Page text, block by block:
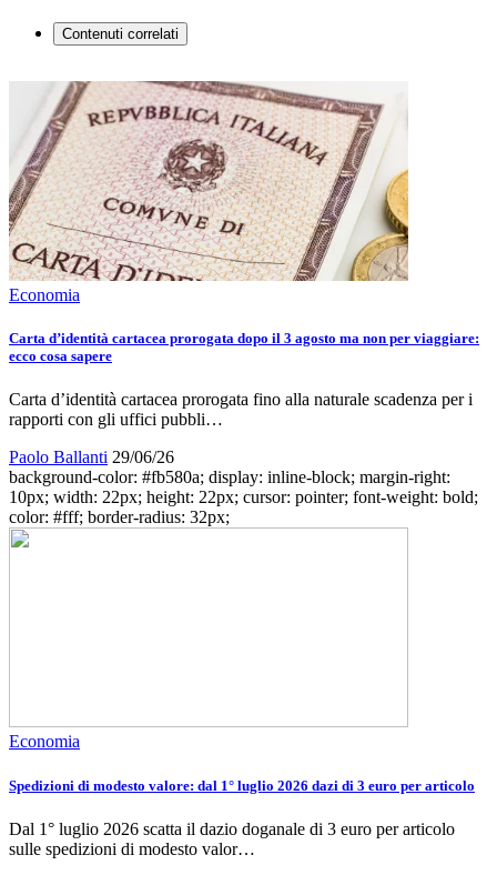
Contenuti correlati
Economia
Carta d’identità cartacea prorogata dopo il 3 agosto ma non per viaggiare:
ecco cosa sapere
Carta d’identità cartacea prorogata fino alla naturale scadenza per i
rapporti con gli uffici pubbli…
Paolo Ballanti 29/06/26
background-color: #fb580a; display: inline-block; margin-right:
10px; width: 22px; height: 22px; cursor: pointer; font-weight: bold;
color: #fff; border-radius: 32px;
Economia
Spedizioni di modesto valore: dal 1° luglio 2026 dazi di 3 euro per articolo
Dal 1° luglio 2026 scatta il dazio doganale di 3 euro per articolo
sulle spedizioni di modesto valor…